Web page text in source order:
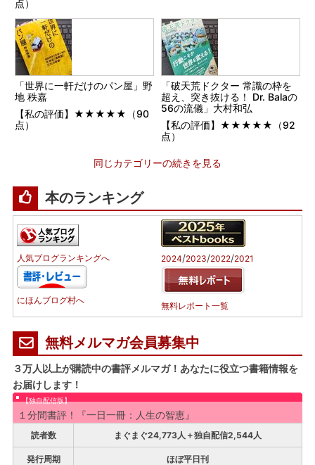
点）
「世界に一軒だけのパン屋」野
地 秩嘉
【私の評価】★★★★★（90
点）
「破天荒ドクター 常識の枠を
超え、突き抜ける！ Dr. Balaの
56の流儀」大村和弘
【私の評価】★★★★★（92
点）
同じカテゴリーの続きを見る
本のランキング
人気ブログランキングへ
にほんブログ村へ
2024/2023/2022/2021
無料レポート一覧
無料メルマガ会員募集中
３万人以上が購読中の書評メルマガ！あなたに役立つ書籍情報を
お届けします！
【独自配信版】
１分間書評！『一日一冊：人生の智恵』
読者数 まぐまぐ24,773人＋独自配信2,544人
発行周期 ほぼ平日刊